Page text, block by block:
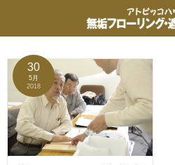
の記事
30
5月
2018